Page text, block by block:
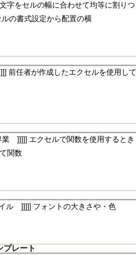
字をセルの幅に合わせて均等に割りつ
の書式設定から配置の横
前任者が作成したエクセルを使用して
]]]]] エクセルで関数を使用するとき
関数
ル ]]]]] フォントの大きさや・色
プレート